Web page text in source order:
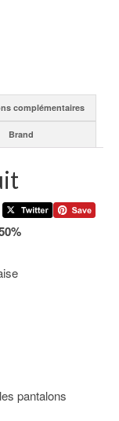
complémentaires
Brand
pantalons